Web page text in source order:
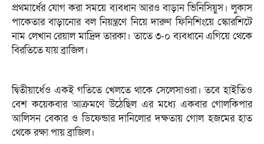
প্রথমার্ধের যোগ করা সময়ে ব্যবধান আরও বাড়ান ভিনিসিয়ুস। লুকাস
পাকেতার বাড়ানোর বল নিয়ন্ত্রণে নিয়ে দারুণ ফিনিশিংয়ে স্কোরশিটে
নাম লেখান রেয়াল মাদ্রিদ তারকা। তাতে ৩-০ ব্যবধানে এগিয়ে থেকে
বিরতিতে যায় ব্রাজিল।
দ্বিতীয়ার্ধেও একই গতিতে খেলতে থাকে সেলেসাওরা। তবে হাইতিও
বেশ কয়েকবার আক্রমণে উঠেছিল এর মধ্যে একবার গোলকিপার
আলিসন বেকার ও ডিফেন্ডার দানিলোর দক্ষতায় গোল হজমের হাত
থেকে রক্ষা পায় ব্রাজিল।